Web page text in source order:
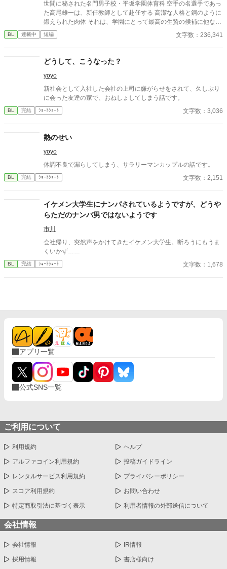
世間に秘された名門男子校・平坂学園体育科 空手の名選手であっ
た高尾雄一は、新任教師として赴任する 高潔な人格と鋼のように
鍛えられた肉体 それは、学園にとって最高の生贄の候補に他なら
なかった 至高の筋肉を持つ、精神を削られ意志をなくした青年を
太古の神に捧げるため、“水”、“風”、“土”の信奉者達が暗躍する 意
校で繰り広げられるダークファンタジー
BL 連載中 短編 文字数：236,341
どうして、こうなった？
yoyo
新社会として入社した会社の上司に嫌がらせをされて、久しぶり
に会った友達の家で、おねしょしてしまう話です。
BL 完結 ｼｮｰﾄｼｮｰﾄ 文字数：3,036
熱のせい
yoyo
体調不良で漏らしてしまう、サラリーマンカップルの話です。
BL 完結 ｼｮｰﾄｼｮｰﾄ 文字数：2,151
イケメン大学生にナンパされているようですが、どうや
らただのナンパ男ではないようです
市川
会社帰り、突然声をかけてきたイケメン大学生。断ろうにもうま
くいかず……
BL 完結 ｼｮｰﾄｼｮｰﾄ 文字数：1,678
アプリ一覧
公式SNS一覧
ご利用について
利用規約 ヘルプ
アルファコイン利用規約 投稿ガイドライン
レンタルサービス利用規約 プライバシーポリシー
スコア利用規約 お問い合わせ
特定商取引法に基づく表示 利用者情報の外部送信について
会社情報
会社情報 IR情報
採用情報 書店様向け